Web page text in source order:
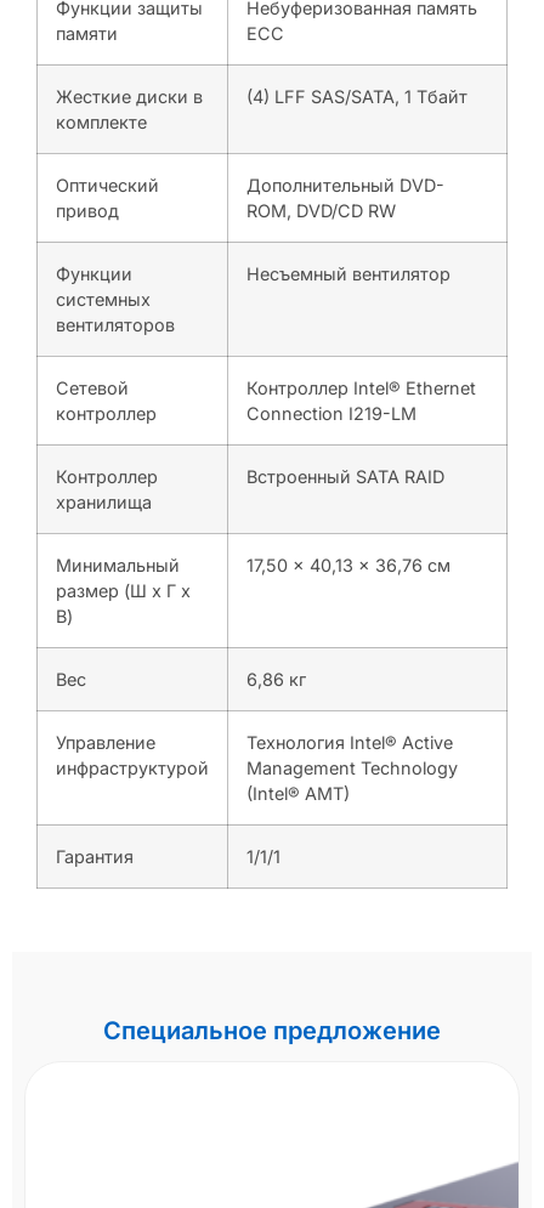
Функции защиты
памяти
Небуферизованная память
ECC
Жесткие диски в
комплекте
(4) LFF SAS/SATA, 1 Тбайт
Оптический
привод
Дополнительный DVD-
ROM, DVD/CD RW
Функции
системных
вентиляторов
Несъемный вентилятор
Сетевой
контроллер
Контроллер Intel® Ethernet
Connection I219-LM
Контроллер
хранилища
Встроенный SATA RAID
Минимальный
размер (Ш x Г x
В)
17,50 x 40,13 x 36,76 см
Вес 6,86 кг
Управление
инфраструктурой
Технология Intel® Active
Management Technology
(Intel® AMT)
Гарантия 1/1/1
Специальное предложение